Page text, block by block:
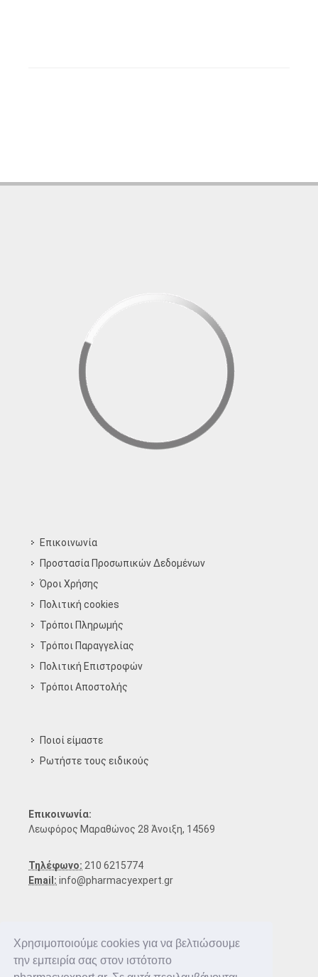
Χρησιμοποιούμε cookies για να βελτιώσουμε
την εμπειρία σας στον ιστότοπο
Επικοινωνία
Προστασία Προσωπικών Δεδομένων
Όροι Χρήσης
Πολιτική cookies
Τρόποι Πληρωμής
Τρόποι Παραγγελίας
Πολιτική Επιστροφών
Τρόποι Aποστολής
Ποιοί είμαστε
Ρωτήστε τους ειδικούς
Επικοινωνία:
Λεωφόρος Μαραθώνος 28 Άνοιξη, 14569
Τηλέφωνο: 210 6215774
Email: info@pharmacyexpert.gr